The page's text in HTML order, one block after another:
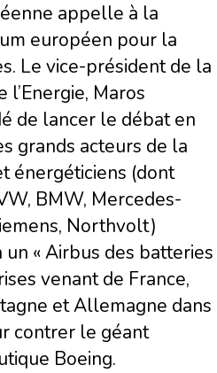
appelle à la
européen pour la
Le vice-président de la
l’Energie, Maros
de lancer le débat en
grands acteurs de la
énergéticiens (dont
BMW, Mercedes-
Northvolt)
« Airbus des batteries
venant de France,
et Allemagne dans
contrer le géant
Boeing.